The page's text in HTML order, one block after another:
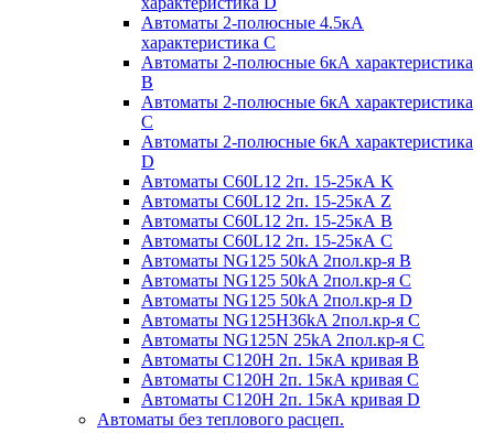
Автоматы 2-полюсные 4.5кА
характеристика С
Автоматы 2-полюсные 6кА характеристика
B
Автоматы 2-полюсные 6кА характеристика
C
Автоматы 2-полюсные 6кА характеристика
D
Автоматы C60L12 2п. 15-25кА K
Автоматы C60L12 2п. 15-25кА Z
Автоматы C60L12 2п. 15-25кА B
Автоматы C60L12 2п. 15-25кА C
Автоматы NG125 50kA 2пол.кр-я B
Автоматы NG125 50kA 2пол.кр-я C
Автоматы NG125 50kA 2пол.кр-я D
Автоматы NG125H36kA 2пол.кр-я C
Автоматы NG125N 25kA 2пол.кр-я C
Автоматы С120H 2п. 15кА кривая B
Автоматы С120H 2п. 15кА кривая C
Автоматы С120H 2п. 15кА кривая D
Автоматы без теплового расцеп.